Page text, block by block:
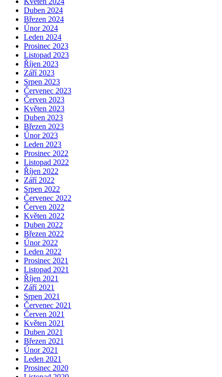
Duben 2024
Březen 2024
Únor 2024
Leden 2024
Prosinec 2023
Listopad 2023
Říjen 2023
Září 2023
Srpen 2023
Červenec 2023
Červen 2023
Květen 2023
Duben 2023
Březen 2023
Únor 2023
Leden 2023
Prosinec 2022
Listopad 2022
Říjen 2022
Září 2022
Srpen 2022
Červenec 2022
Červen 2022
Květen 2022
Duben 2022
Březen 2022
Únor 2022
Leden 2022
Prosinec 2021
Listopad 2021
Říjen 2021
Září 2021
Srpen 2021
Červenec 2021
Červen 2021
Květen 2021
Duben 2021
Březen 2021
Únor 2021
Leden 2021
Prosinec 2020